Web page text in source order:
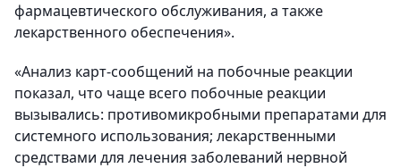
фармацевтического обслуживания, а также
лекарственного обеспечения».
«Анализ карт-сообщений на побочные реакции
показал, что чаще всего побочные реакции
вызывались: противомикробными препаратами для
системного использования; лекарственными
средствами для лечения заболеваний нервной